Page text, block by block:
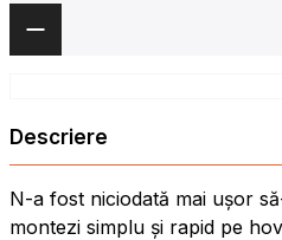
Descriere
N-a fost niciodată mai ușor
montezi simplu și rapid pe